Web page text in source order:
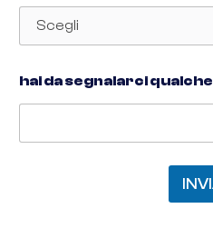
hai da segnalarci